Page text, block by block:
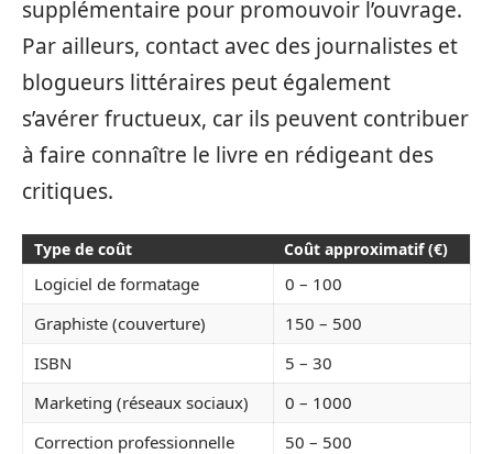
supplémentaire pour promouvoir l’ouvrage.
Par ailleurs, contact avec des journalistes et
blogueurs littéraires peut également
s’avérer fructueux, car ils peuvent contribuer
à faire connaître le livre en rédigeant des
critiques.
Type de coût Coût approximatif (€)
Logiciel de formatage
0 – 100
Graphiste (couverture)
150 – 500
ISBN
5 – 30
Marketing (réseaux sociaux)
0 – 1000
Correction professionnelle
50 – 500